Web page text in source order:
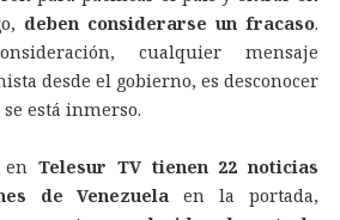
deben considerarse un fracaso.
cualquier mensaje
desde el gobierno, es desconocer
está inmerso.
en Telesur TV tienen 22 noticias
de Venezuela en la portada,